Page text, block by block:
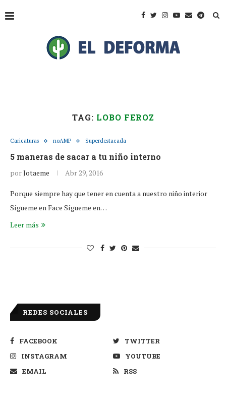
TAG: LOBO FEROZ
Caricaturas noAMP Superdestacada
5 maneras de sacar a tu niño interno
porJotaeme Abr 29, 2016
Porque siempre hay que tener en cuenta a nuestro niño interior
Sígueme en Face Sígueme en…
Leer más
REDES SOCIALES
FACEBOOK
TWITTER
INSTAGRAM
YOUTUBE
EMAIL
RSS